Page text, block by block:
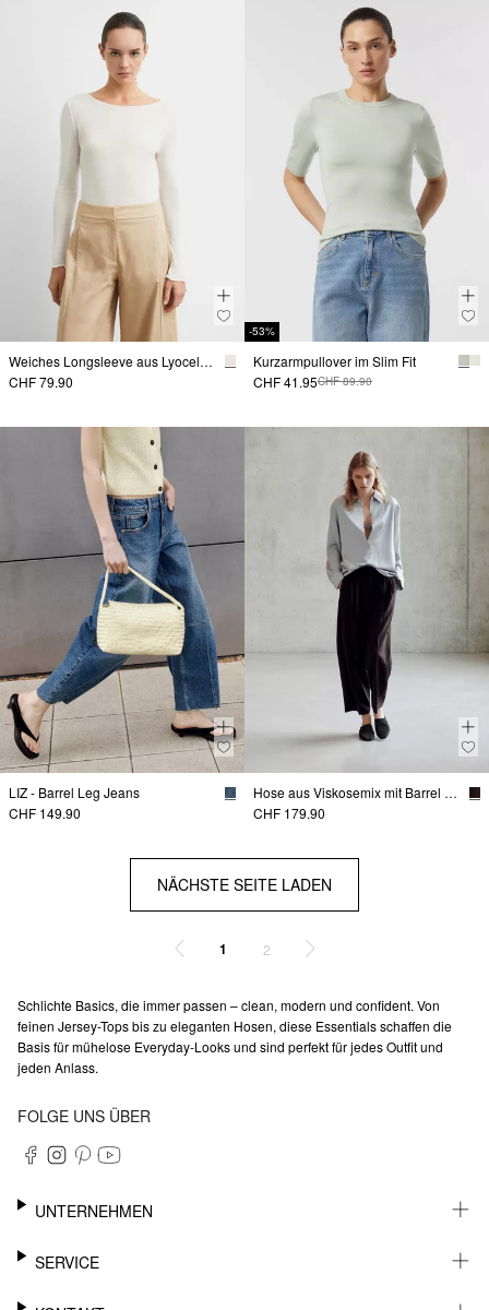
Weiches Longsleeve aus Lyocellmix
CHF 79.90
-53%
Kurzarmpullover im Slim Fit
CHF 41.95CHF 89.90
LIZ - Barrel Leg Jeans
CHF 149.90
Hose aus Viskosemix mit Barrel Leg
CHF 179.90
NÄCHSTE SEITE LADEN
1 2
Schlichte Basics, die immer passen – clean, modern und confident. Von
feinen Jersey-Tops bis zu eleganten Hosen, diese Essentials schaffen die
Basis für mühelose Everyday-Looks und sind perfekt für jedes Outfit und
jeden Anlass.
FOLGE UNS ÜBER
UNTERNEHMEN
KARRIERE
SERVICE